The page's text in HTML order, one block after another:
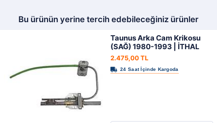
Bu ürünün yerine tercih edebileceğiniz ürünler
Taunus Arka Cam Krikosu
(SAĞ) 1980-1993 | İTHAL
2.475,00 TL